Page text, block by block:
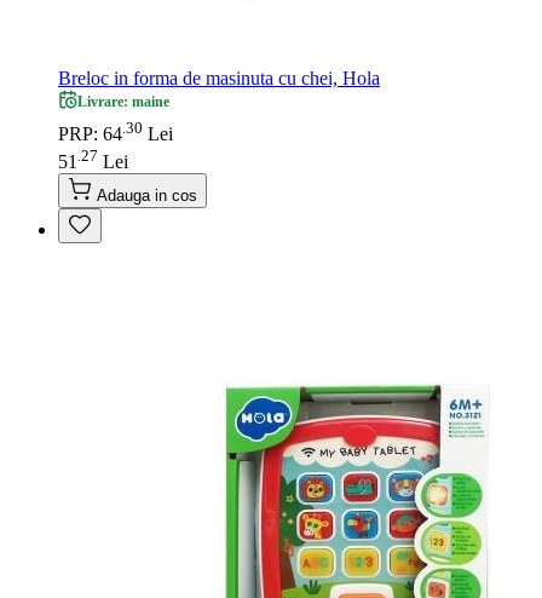
Breloc in forma de masinuta cu chei, Hola
Livrare: maine
PRP: 64 30 Lei
51 27 Lei
Adauga in cos